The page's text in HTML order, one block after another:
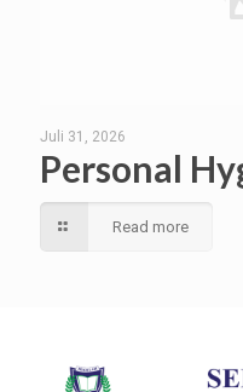
Juli 31, 2026
Personal
Read more